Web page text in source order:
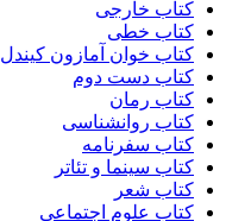
کتاب خارجی
کتاب خطی
کتاب خوان آمازون کیندل
کتاب دست دوم
کتاب رمان
کتاب روانشناسی
کتاب سفرنامه
کتاب سینما و تئاتر
کتاب شعر
کتاب علوم اجتماعی